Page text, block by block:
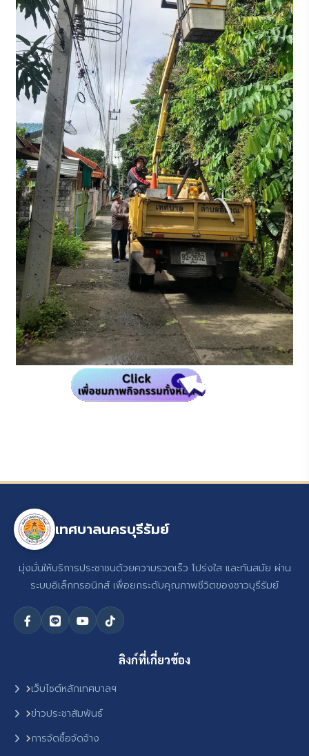
เทศบาลนครบุรีรัมย์
มุ่งมั่นให้บริการประชาชนด้วยความรวดเร็ว โปร่งใส และทันสมัย ผ่าน
ระบบอิเล็กทรอนิกส์ เพื่อยกระดับคุณภาพชีวิตของชาวบุรีรัมย์
ลิงก์ที่เกี่ยวข้อง
เว็บไซต์หลักเทศบาลฯ
ข่าวประชาสัมพันธ์
การจัดซื้อจัดจ้าง